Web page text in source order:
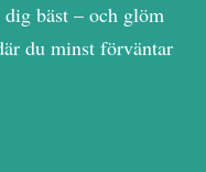
bäst – och glöm
du minst förväntar